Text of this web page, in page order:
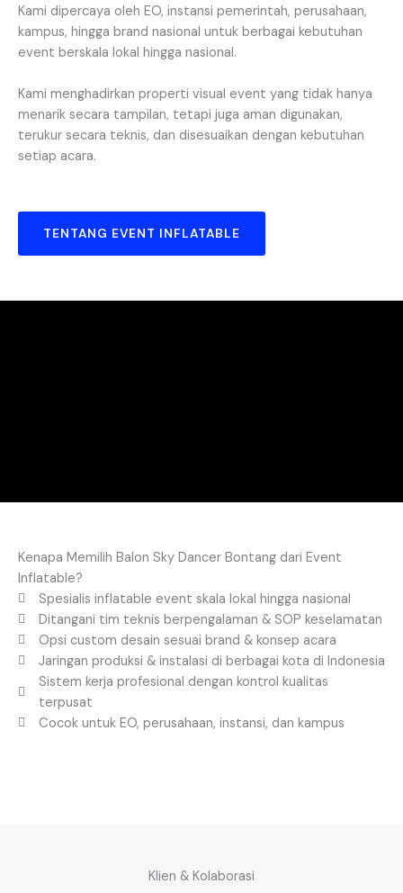
Kami dipercaya oleh EO, instansi pemerintah, perusahaan,
kampus, hingga brand nasional untuk berbagai kebutuhan
event berskala lokal hingga nasional.
Kami menghadirkan properti visual event yang tidak hanya
menarik secara tampilan, tetapi juga aman digunakan,
terukur secara teknis, dan disesuaikan dengan kebutuhan
setiap acara.
TENTANG EVENT INFLATABLE
Kenapa Memilih Balon Sky Dancer Bontang dari Event
Inflatable?
Spesialis inflatable event skala lokal hingga nasional
Ditangani tim teknis berpengalaman & SOP keselamatan
Opsi custom desain sesuai brand & konsep acara
Jaringan produksi & instalasi di berbagai kota di Indonesia
Sistem kerja profesional dengan kontrol kualitas
terpusat
Cocok untuk EO, perusahaan, instansi, dan kampus
Klien & Kolaborasi